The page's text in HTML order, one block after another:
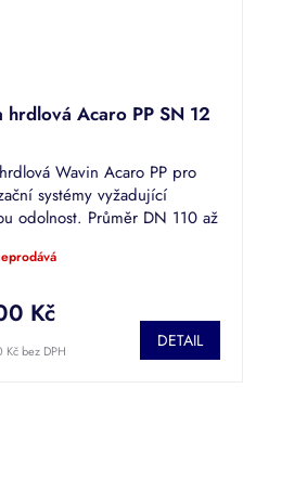
hrdlová Acaro PP SN 12
Wavin Acaro PP pro
systémy vyžadující
odolnost. Průměr DN 110 až
Kč bez DPH
Kč
DETAIL